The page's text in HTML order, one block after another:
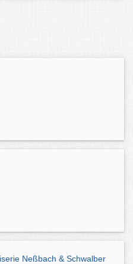
Neßbach & Schwalber